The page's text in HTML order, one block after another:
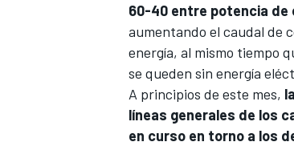
60-40 entre potencia de
aumentando el caudal de
energía, al mismo tiempo
se queden sin energía
A principios de este mes,
líneas generales de los
en curso en torno a los